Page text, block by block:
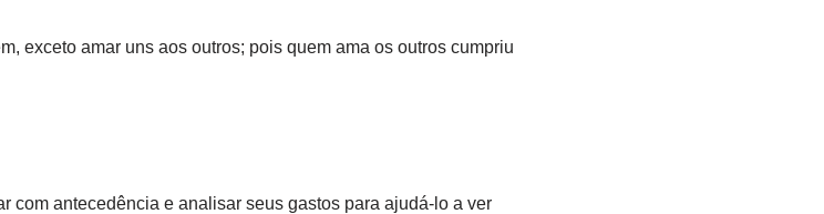
exceto amar uns aos outros; pois quem ama os outros cumpriu
com antecedência e analisar seus gastos para ajudá-lo a ver